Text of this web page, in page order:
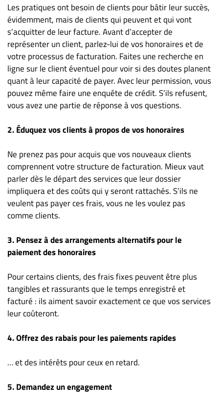
TROUVEZ-
NOUS
Nous
joindre
À
propos
S’abonner
Politique de
confidentialité
Les pratiques ont besoin de clients pour bâtir leur succès,
évidemment, mais de clients qui peuvent et qui vont
s’acquitter de leur facture. Avant d’accepter de
représenter un client, parlez-lui de vos honoraires et de
votre processus de facturation. Faites une recherche en
ligne sur le client éventuel pour voir si des doutes planent
quant à leur capacité de payer. Avec leur permission, vous
pouvez même faire une enquête de crédit. S’ils refusent,
vous avez une partie de réponse à vos questions.
2. Éduquez vos clients à propos de vos honoraires
Ne prenez pas pour acquis que vos nouveaux clients
comprennent votre structure de facturation. Mieux vaut
parler dès le départ des services que leur dossier
impliquera et des coûts qui y seront rattachés. S’ils ne
veulent pas payer ces frais, vous ne les voulez pas
comme clients.
3. Pensez à des arrangements alternatifs pour le
paiement des honoraires
Pour certains clients, des frais fixes peuvent être plus
tangibles et rassurants que le temps enregistré et
facturé : ils aiment savoir exactement ce que vos services
leur coûteront.
4. Offrez des rabais pour les paiements rapides
… et des intérêts pour ceux en retard.
5. Demandez un engagement